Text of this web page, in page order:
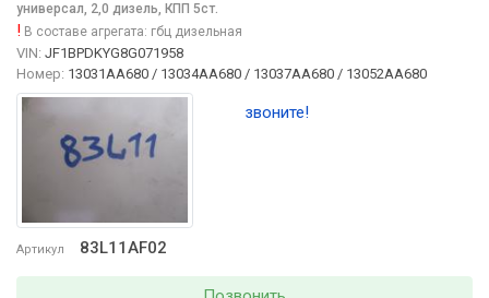
Артикул 83L11AF02
универсал, 2,0 дизель, КПП 5ст.
! В составе агрегата: гбц дизельная
VIN: JF1BPDKYG8G071958
Номер: 13031AA680 / 13034AA680 / 13037AA680 / 13052AA680
звоните!